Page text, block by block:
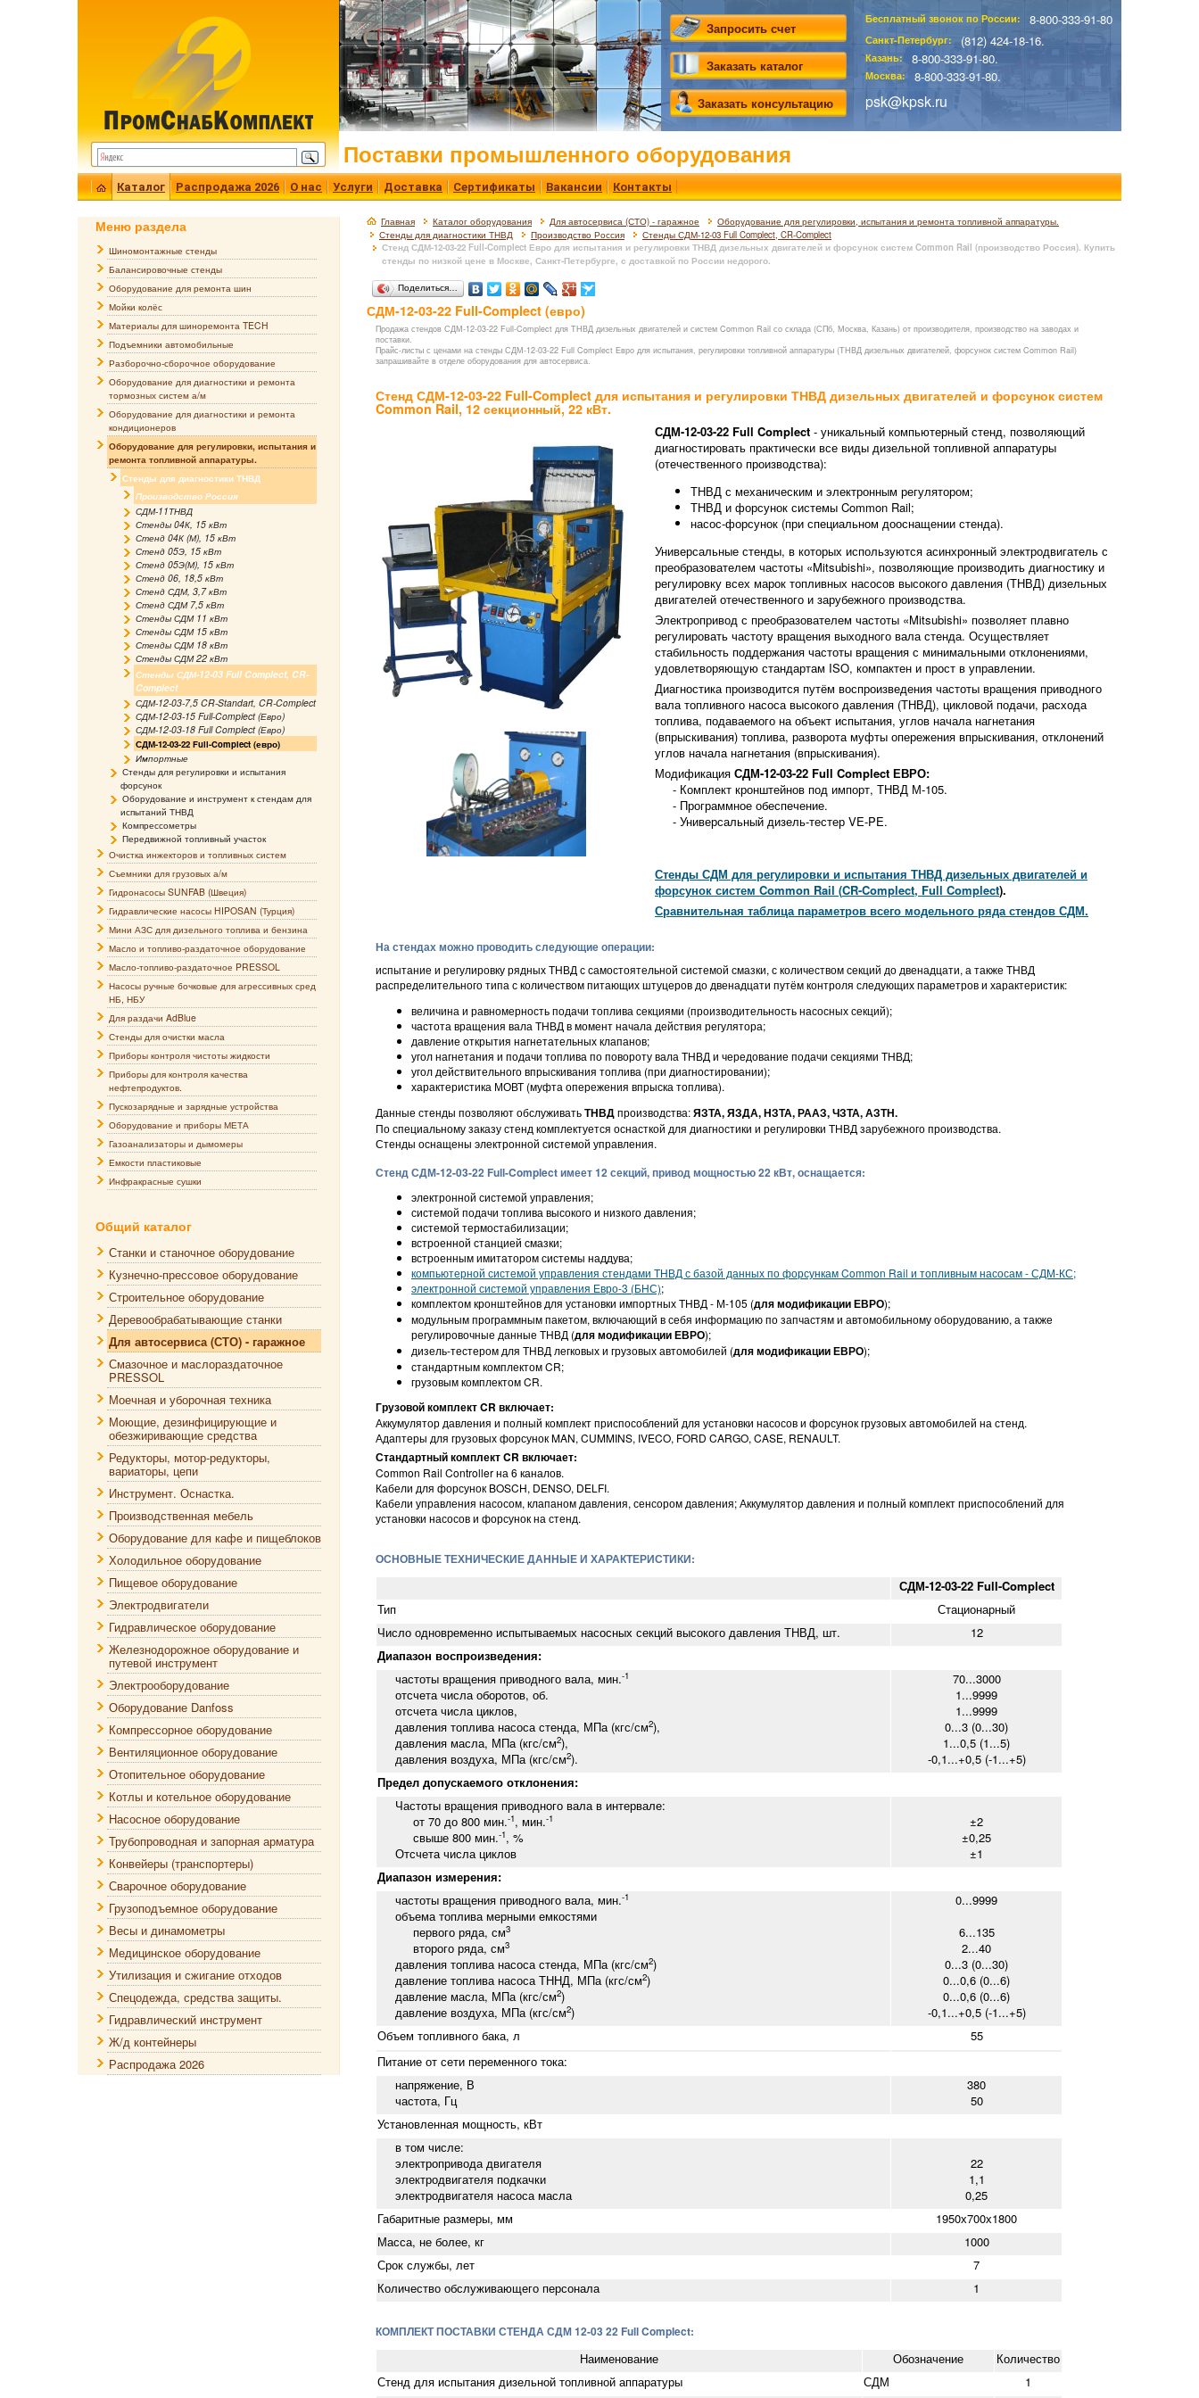
Запросить счет
Заказать каталог
Заказать консультацию
Бесплатный звонок по России: 8-800-333-91-80
Санкт-Петербург: (812) 424-18-16.
Казань: 8-800-333-91-80.
Москва: 8-800-333-91-80.
psk@kpsk.ru
Поставки промышленного оборудования
Каталог Распродажа 2026 О нас Услуги Доставка Сертификаты Вакансии Контакты
Меню раздела
Шиномонтажные стенды
Балансировочные стенды
Оборудование для ремонта шин
Мойки колёс
Материалы для шиноремонта TECH
Подъемники автомобильные
Разборочно-сборочное оборудование
Оборудование для диагностики и ремонта
тормозных систем а/м
Оборудование для диагностики и ремонта
кондиционеров
Оборудование для регулировки, испытания и
ремонта топливной аппаратуры.
Стенды для диагностики ТНВД
Производство Россия
СДМ-11ТНВД
Стенды 04К, 15 кВт
Стенд 04К (М), 15 кВт
Стенд 05Э, 15 кВт
Стенд 05Э(М), 15 кВт
Стенд 06, 18,5 кВт
Стенд СДМ, 3,7 кВт
Стенд СДМ 7,5 кВт
Стенды СДМ 11 кВт
Стенды СДМ 15 кВт
Стенды СДМ 18 кВт
Стенды СДМ 22 кВт
Стенды СДМ-12-03 Full Complect, CR-
Complect
СДМ-12-03-7,5 CR-Standart, CR-Complect
СДМ-12-03-15 Full-Complect (Евро)
СДМ-12-03-18 Full Complect (Евро)
СДМ-12-03-22 Full-Complect (евро)
Импортные
Стенды для регулировки и испытания
форсунок
Оборудование и инструмент к стендам для
испытаний ТНВД
Компрессометры
Передвижной топливный участок
Очистка инжекторов и топливных систем
Съемники для грузовых а/м
Гидронасосы SUNFAB (Швеция)
Гидравлические насосы HIPOSAN (Турция)
Мини АЗС для дизельного топлива и бензина
Масло и топливо-раздаточное оборудование
Масло-топливо-раздаточное PRESSOL
Насосы ручные бочковые для агрессивных сред
НБ, НБУ
Для раздачи AdBlue
Стенды для очистки масла
Приборы контроля чистоты жидкости
Приборы для контроля качества
нефтепродуктов.
Пускозарядные и зарядные устройства
Оборудование и приборы МЕТА
Газоанализаторы и дымомеры
Емкости пластиковые
Инфракрасные сушки
Общий каталог
Станки и станочное оборудование
Кузнечно-прессовое оборудование
Строительное оборудование
Деревообрабатывающие станки
Для автосервиса (СТО) - гаражное
Смазочное и маслораздаточное
PRESSOL
Моечная и уборочная техника
Моющие, дезинфицирующие и
обезжиривающие средства
Редукторы, мотор-редукторы,
вариаторы, цепи
Инструмент. Оснастка.
Производственная мебель
Оборудование для кафе и пищеблоков
Холодильное оборудование
Пищевое оборудование
Электродвигатели
Гидравлическое оборудование
Железнодорожное оборудование и
путевой инструмент
Электрооборудование
Оборудование Danfoss
Компрессорное оборудование
Вентиляционное оборудование
Отопительное оборудование
Котлы и котельное оборудование
Насосное оборудование
Трубопроводная и запорная арматура
Конвейеры (транспортеры)
Сварочное оборудование
Грузоподъемное оборудование
Весы и динамометры
Медицинское оборудование
Утилизация и сжигание отходов
Спецодежда, средства защиты.
Гидравлический инструмент
Ж/д контейнеры
Распродажа 2026
Главная Каталог оборудования Для автосервиса (СТО) - гаражное
Оборудование для регулировки, испытания и ремонта топливной аппаратуры.
Стенды для диагностики ТНВД
Производство Россия
Стенды СДМ-12-03 Full Complect, CR-Complect
Стенд СДМ-12-03-22 Full-Complect Евро для испытания и регулировки ТНВД дизельных двигателей и форсунок систем Common Rail (производство Россия). Купить
стенды по низкой цене в Москве, Санкт-Петербурге, с доставкой по России недорого.
Поделиться…
СДМ-12-03-22 Full-Complect (евро)
Продажа стендов СДМ-12-03-22 Full-Complect для ТНВД дизельных двигателей и систем Common Rail со склада (СПб, Москва, Казань) от производителя, производство на заводах и
поставки.
Прайс-листы с ценами на стенды СДМ-12-03-22 Full Complect Евро для испытания, регулировки топливной аппаратуры (ТНВД дизельных двигателей, форсунок систем Common Rail)
запрашивайте в отделе оборудования для автосервиса.
Стенд СДМ-12-03-22 Full-Complect для испытания и регулировки ТНВД дизельных двигателей и форсунок систем
Common Rail, 12 секционный, 22 кВт.
СДМ-12-03-22 Full Complect - уникальный компьютерный стенд, позволяющий
диагностировать практически все виды дизельной топливной аппаратуры
(отечественного производства):
ТНВД с механическим и электронным регулятором;
ТНВД и форсунок системы Common Rail;
насос-форсунок (при специальном дооснащении стенда).
Универсальные стенды, в которых используются асинхронный электродвигатель с
преобразователем частоты «Mitsubishi», позволяющие производить диагностику и
регулировку всех марок топливных насосов высокого давления (ТНВД) дизельных
двигателей отечественного и зарубежного производства.
Электропривод с преобразователем частоты «Mitsubishi» позволяет плавно
регулировать частоту вращения выходного вала стенда. Осуществляет
стабильность поддержания частоты вращения с минимальными отклонениями,
удовлетворяющую стандартам ISO, компактен и прост в управлении.
Диагностика производится путём воспроизведения частоты вращения приводного
вала топливного насоса высокого давления (ТНВД), цикловой подачи, расхода
топлива, подаваемого на объект испытания, углов начала нагнетания
(впрыскивания) топлива, разворота муфты опережения впрыскивания, отклонений
углов начала нагнетания (впрыскивания).
Модификация СДМ-12-03-22 Full Complect ЕВРО:
- Комплект кронштейнов под импорт, ТНВД М-105.
- Программное обеспечение.
- Универсальный дизель-тестер VE-PE.
Стенды СДМ для регулировки и испытания ТНВД дизельных двигателей и
форсунок систем Common Rail (CR-Complect, Full Complect).
Сравнительная таблица параметров всего модельного ряда стендов СДМ.
На стендах можно проводить следующие операции:
испытание и регулировку рядных ТНВД с самостоятельной системой смазки, с количеством секций до двенадцати, а также ТНВД
распределительного типа с количеством питающих штуцеров до двенадцати путём контроля следующих параметров и характеристик:
величина и равномерность подачи топлива секциями (производительность насосных секций);
частота вращения вала ТНВД в момент начала действия регулятора;
давление открытия нагнетательных клапанов;
угол нагнетания и подачи топлива по повороту вала ТНВД и чередование подачи секциями ТНВД;
угол действительного впрыскивания топлива (при диагностировании);
характеристика МОВТ (муфта опережения впрыска топлива).
Данные стенды позволяют обслуживатьТНВДпроизводства:ЯЗТА, ЯЗДА, НЗТА, РААЗ, ЧЗТА, АЗТН.
По специальному заказу стенд комплектуется оснасткой для диагностики и регулировки ТНВД зарубежного производства.
Стенды оснащены электронной системой управления.
Стенд СДМ-12-03-22 Full-Complect имеет 12 секций, привод мощностью 22 кВт, оснащается:
электронной системой управления;
системой подачи топлива высокого и низкого давления;
системой термостабилизации;
встроенной станцией смазки;
встроенным имитатором системы наддува;
компьютерной системой управления стендами ТНВД с базой данных по форсункам Common Rail и топливным насосам - СДМ-КС;
электронной системой управления Евро-3 (БНС);
комплектом кронштейнов для установки импортных ТНВД - М-105 (для модификации ЕВРО);
модульным программным пакетом, включающий в себя информацию по запчастям и автомобильному оборудованию, а также
регулировочные данные ТНВД (для модификации ЕВРО);
дизель-тестером для ТНВД легковых и грузовых автомобилей (для модификации ЕВРО);
стандартным комплектом CR;
грузовым комплектом CR.
Грузовой комплект CR включает:
Аккумулятор давления и полный комплект приспособлений для установки насосов и форсунок грузовых автомобилей на стенд.
Адаптеры для грузовых форсунок MAN, CUMMINS, IVECO, FORD CARGO, CASE, RENAULT.
Стандартный комплект CR включает:
Common Rail Controller на 6 каналов.
Кабели для форсунок BOSCH, DENSO, DELFI.
Кабели управления насосом, клапаном давления, сенсором давления; Аккумулятор давления и полный комплект приспособлений для
установки насосов и форсунок на стенд.
ОСНОВНЫЕ ТЕХНИЧЕСКИЕ ДАННЫЕ И ХАРАКТЕРИСТИКИ:
СДМ-12-03-22 Full-Complect
Тип
Стационарный
Число одновременно испытываемых насосных секций высокого давления ТНВД, шт.
12
Диапазон воспроизведения:
частоты вращения приводного вала, мин.-1
отсчета числа оборотов, об.
отсчета числа циклов,
давления топлива насоса стенда, МПа (кгс/см2),
давления масла, МПа (кгс/см2),
давления воздуха, МПа (кгс/см2).
70...3000
1...9999
1...9999
0...3 (0...30)
1...0,5 (1...5)
-0,1...+0,5 (-1...+5)
Предел допускаемого отклонения:
Частоты вращения приводного вала в интервале:
от 70 до 800 мин.-1, мин.-1
свыше 800 мин.-1, %
Отсчета числа циклов
±2
±0,25
±1
Диапазон измерения:
частоты вращения приводного вала, мин.-1
объема топлива мерными емкостями
первого ряда, см3
второго ряда, см3
давления топлива насоса стенда, МПа (кгс/см2)
давление топлива насоса ТННД, МПа (кгс/см2)
давление масла, МПа (кгс/см2)
давление воздуха, МПа (кгс/см2)
0...9999
6...135
2...40
0...3 (0...30)
0...0,6 (0...6)
0...0,6 (0...6)
-0,1...+0,5 (-1...+5)
Объем топливного бака, л
55
Питание от сети переменного тока:
напряжение, В
частота, Гц
380
50
Установленная мощность, кВт
в том числе:
электропривода двигателя
электродвигателя подкачки
электродвигателя насоса масла
22
1,1
0,25
Габаритные размеры, мм
1950х700х1800
Масса, не более, кг
1000
Срок службы, лет
7
Количество обслуживающего персонала
1
КОМПЛЕКТ ПОСТАВКИ СТЕНДА СДМ 12-03 22 Full Complect:
Наименование Обозначение
Количество
Стенд для испытания дизельной топливной аппаратуры
СДМ
1